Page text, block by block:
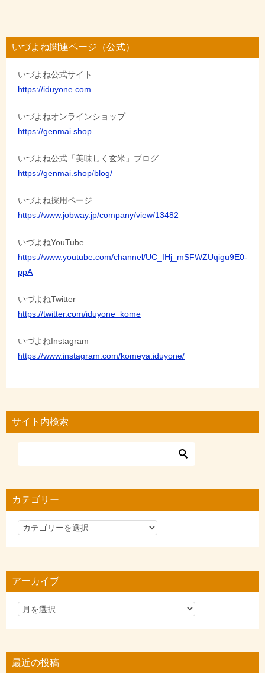
ビ
ゲ
いづよね関連ページ（公式）
いづよね公式サイト
https://iduyone.com
いづよねオンラインショップ
https://genmai.shop
いづよね公式「美味しく玄米」ブログ
https://genmai.shop/blog/
いづよね採用ページ
https://www.jobway.jp/company/view/13482
いづよねYouTube
https://www.youtube.com/channel/UC_IHj_mSFWZUqigu9E0-
ppA
いづよねTwitter
https://twitter.com/iduyone_kome
いづよねInstagram
https://www.instagram.com/komeya.iduyone/
サイト内検索
カテゴリー
カ
リ
アーカイブ
最近の投稿